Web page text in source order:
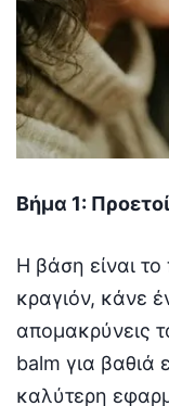
Βήμα 1:
Η βάση είναι
κραγιόν, κάνε
απομακρύνεις
balm για βαθιά
καλύτερη